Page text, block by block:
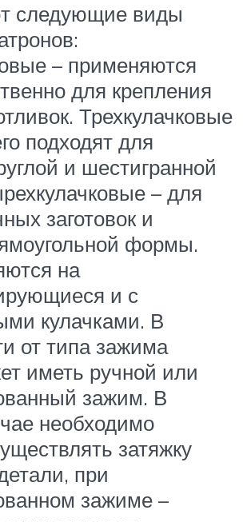
следующие виды
– применяются
для крепления
Трехкулачковые
подходят для
и шестигранной
– для
заготовок и
формы.
на
и с
кулачками. В
от типа зажима
иметь ручной или
зажим. В
необходимо
затяжку
при
зажиме –